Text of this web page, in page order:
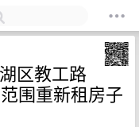
区教工路
围重新租房子